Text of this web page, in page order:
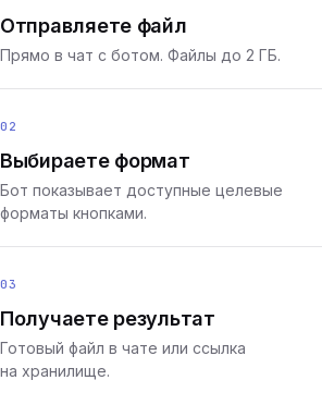
Отправляете файл
Прямо в чат с ботом. Файлы до 2 ГБ.
02
Выбираете формат
Бот показывает доступные целевые
форматы кнопками.
03
Получаете результат
Готовый файл в чате или ссылка
на хранилище.